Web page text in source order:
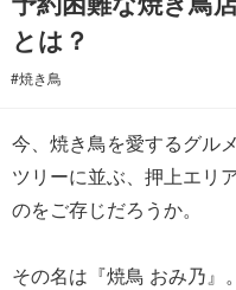
とは？
#焼き鳥
今、焼き鳥を愛するグル
ツリーに並ぶ、押上エリ
のをご存じだろうか。
その名は『焼鳥 おみ乃』